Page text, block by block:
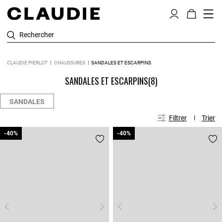
Rechercher
CLAUDIE PIERLOT CHAUSSURES SANDALES ET ESCARPINS
SANDALES ET ESCARPINS(8)
SANDALES
Filtrer Trier
-40%
-40% -40%
-40%